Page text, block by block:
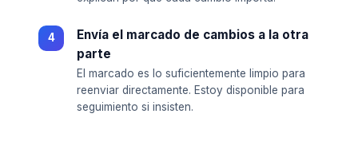
Envía el marcado de cambios a la otra
parte
El marcado es lo suficientemente limpio para
reenviar directamente. Estoy disponible para
seguimiento si insisten.